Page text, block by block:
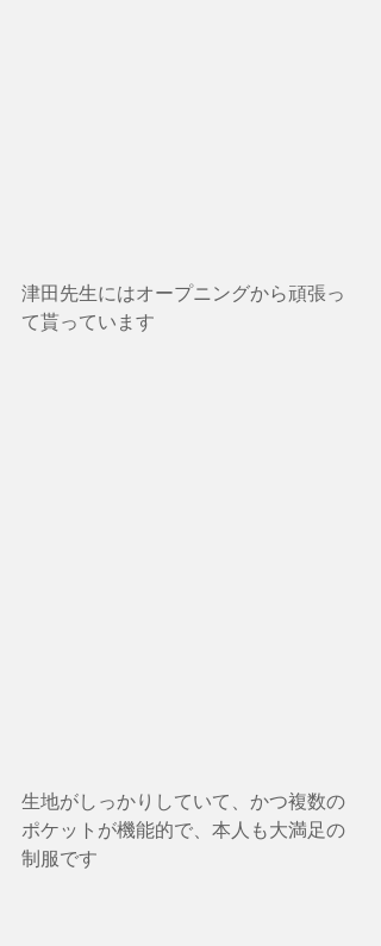
津田先生にはオープニングから頑張っ
て貰っています
生地がしっかりしていて、かつ複数の
ポケットが機能的で、本人も大満足の
制服です